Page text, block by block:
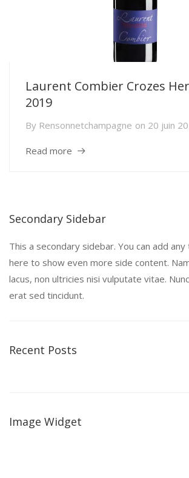
Laurent Combier Crozes
2019
By Rensonnetchampagne on 20 juin
Read more
Secondary Sidebar
This a secondary sidebar. You can add
here to show even more side content.
lacus, non ultricies nisi vulputate vitae.
erat sed tincidunt.
Recent Posts
Image Widget